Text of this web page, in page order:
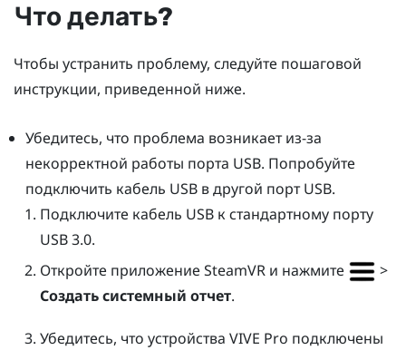
Что делать?
Чтобы устранить проблему, следуйте пошаговой
инструкции, приведенной ниже.
Убедитесь, что проблема возникает из-за
некорректной работы порта USB. Попробуйте
подключить кабель USB в другой порт USB.
Подключите кабель USB к стандартному порту
USB 3.0.
Откройте приложение SteamVRи нажмите
>
Создать системный отчет.
Убедитесь, что устройства VIVE Pro подключены